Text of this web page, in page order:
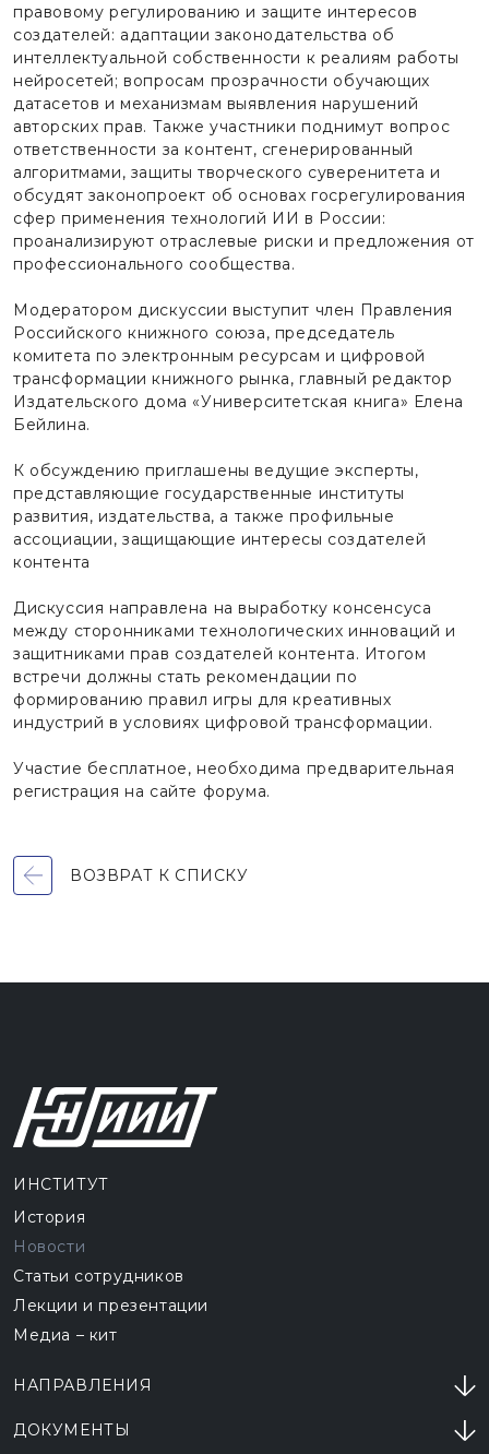
правовому регулированию и защите интересов
создателей: адаптации законодательства об
интеллектуальной собственности к реалиям работы
нейросетей; вопросам прозрачности обучающих
датасетов и механизмам выявления нарушений
авторских прав. Также участники поднимут вопрос
ответственности за контент, сгенерированный
алгоритмами, защиты творческого суверенитета и
обсудят законопроект об основах госрегулирования
сфер применения технологий ИИ в России:
проанализируют отраслевые риски и предложения от
профессионального сообщества.
Модератором дискуссии выступит член Правления
Российского книжного союза, председатель
комитета по электронным ресурсам и цифровой
трансформации книжного рынка, главный редактор
Издательского дома «Университетская книга» Елена
Бейлина.
К обсуждению приглашены ведущие эксперты,
представляющие государственные институты
развития, издательства, а также профильные
ассоциации, защищающие интересы создателей
контента
Дискуссия направлена на выработку консенсуса
между сторонниками технологических инноваций и
защитниками прав создателей контента. Итогом
встречи должны стать рекомендации по
формированию правил игры для креативных
индустрий в условиях цифровой трансформации.
Участие бесплатное, необходима предварительная
регистрация на сайте форума.
ВОЗВРАТ К СПИСКУ
ИНСТИТУТ
История
Новости
Статьи сотрудников
Лекции и презентации
Медиа – кит
НАПРАВЛЕНИЯ
ДОКУМЕНТЫ